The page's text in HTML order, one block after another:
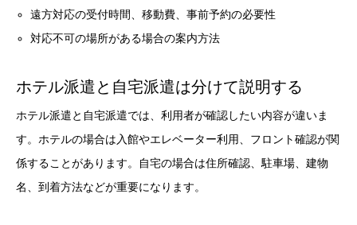
遠方対応の受付時間、移動費、事前予約の必要性
対応不可の場所がある場合の案内方法
ホテル派遣と自宅派遣は分けて説明する
ホテル派遣と自宅派遣では、利用者が確認したい内容が違いま
す。ホテルの場合は入館やエレベーター利用、フロント確認が関
係することがあります。自宅の場合は住所確認、駐車場、建物
名、到着方法などが重要になります。